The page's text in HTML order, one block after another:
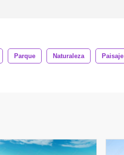
Parque Naturaleza Paisaje